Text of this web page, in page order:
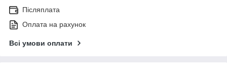
Післяплата
Оплата на рахунок
Всі умови оплати